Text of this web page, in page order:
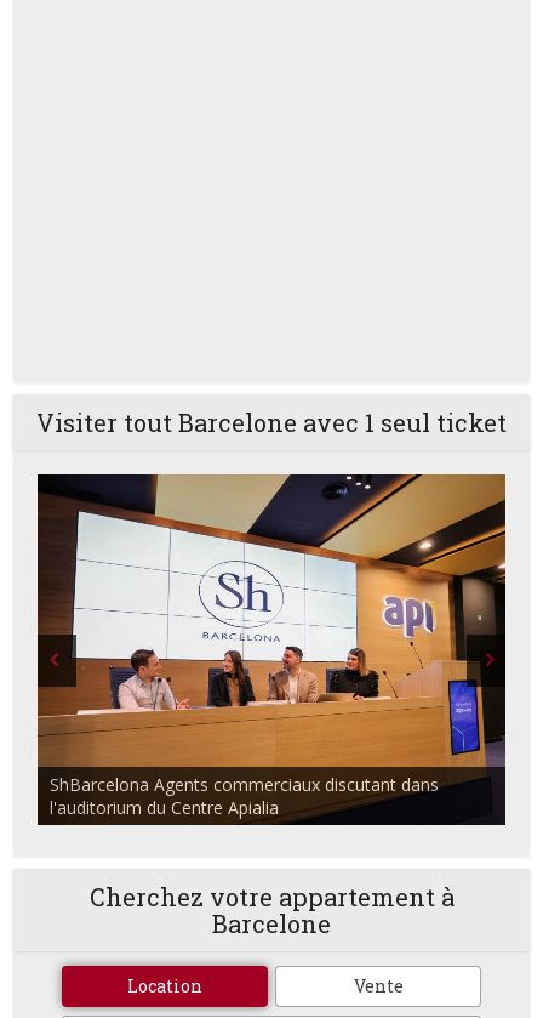
Visiter tout Barcelone avec 1 seul ticket
ShBarcelona Agents commerciaux discutant dans
l'auditorium du Centre Apialia
Cherchez votre appartement à
Barcelone
Location Vente